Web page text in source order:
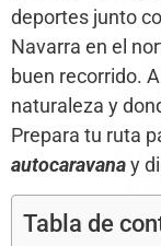
deportes junto
Navarra en el
buen recorrido.
naturaleza y
Prepara tu ruta
autocaravanay
Tabla de